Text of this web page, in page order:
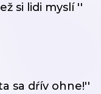
si lidi myslí ''
sa dŕív ohne!''